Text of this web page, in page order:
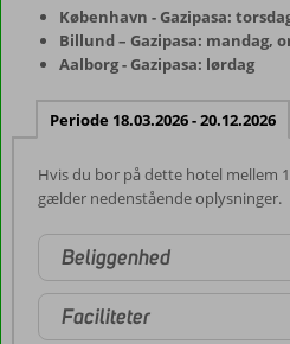
København - Gazipasa:
Billund – Gazipasa: mandag,
Aalborg - Gazipasa: lørdag
Periode 18.03.2026 - 20.12.2026
Hvis du bor på dette hotel mellem
gælder nedenstående oplysninger.
Beliggenhed
Faciliteter